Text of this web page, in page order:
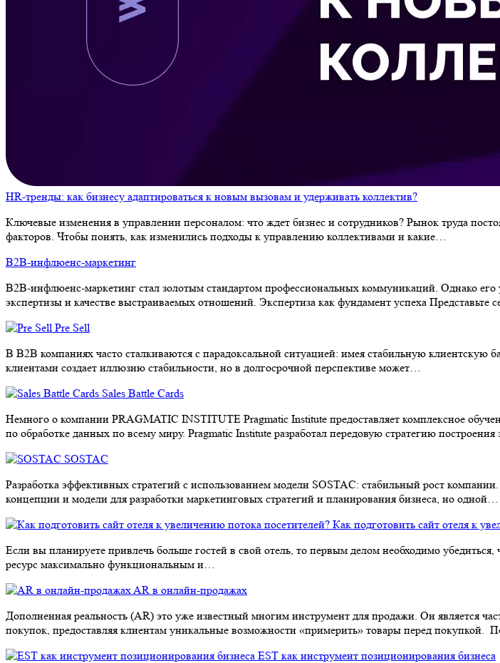
HR-тренды: как бизнесу адаптироваться к новым вызовам и удерживать коллектив?
Ключевые изменения в управлении персоналом: что ждет бизнес и сотрудников? Рынок труда
факторов. Чтобы понять, как изменились подходы к управлению коллективами и какие…
B2B-инфлюенс-маркетинг
B2B-инфлюенс-маркетинг стал золотым стандартом профессиональных коммуникаций. Однако его
экспертизы и качестве выстраиваемых отношений. Экспертиза как фундамент успеха Представьте
Pre Sell
В B2B компаниях часто сталкиваются с парадоксальной ситуацией: имея стабильную
клиентами создает иллюзию стабильности, но в долгосрочной перспективе может…
Sales Battle Cards
Немного о компании PRAGMATIC INSTITUTE Pragmatic Institute предоставляет комплексное
по обработке данных по всему миру. Pragmatic Institute разработал передовую стратегию
SOSTAC
Разработка эффективных стратегий с использованием модели SOSTAC: стабильный рост
концепции и модели для разработки маркетинговых стратегий и планирования бизнеса, но одной…
Как подготовить сайт отеля к
Если вы планируете привлечь больше гостей в свой отель, то первым делом необходимо
ресурс максимально функциональным и…
AR в онлайн-продажах
Дополненная реальность (AR) это уже известный многим инструмент для продажи. Он является
покупок, предоставляя клиентам уникальные возможности «примерить» товары перед покупкой.
EST как инструмент позиционирования бизнеса